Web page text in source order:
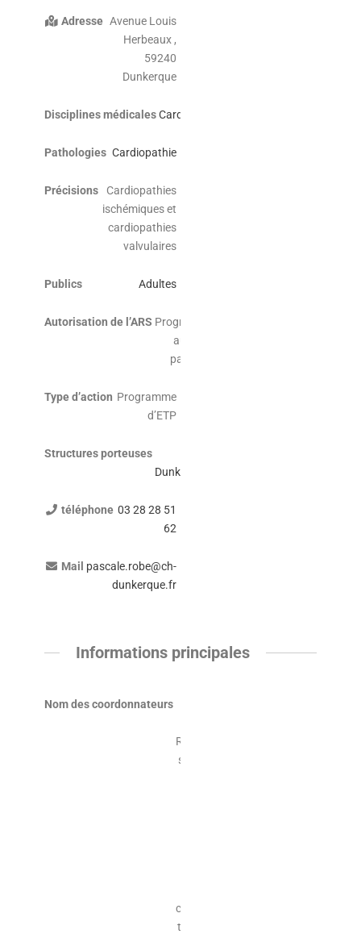
Adresse Avenue Louis
Herbeaux ,
59240
Dunkerque
Disciplines médicales Cardiologie
Pathologies Cardiopathie
Précisions
Cardiopathies
ischémiques et
cardiopathies
valvulaires
Publics Adultes
Autorisation de l’ARS Programme
autorisé
par l’ARS
Type d’action Programme
d’ETP
Structures porteuses
Dunkerque
téléphone 03 28 28 51
62
Mail pascale.robe@ch-
dunkerque.fr
Informations principales
Nom des coordonnateurs
ROBE (cadre
supérieur de
coordination
transversale